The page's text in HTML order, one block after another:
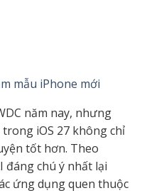
năm nay, nhưng
iOS 27 không chỉ
tốt hơn. Theo
đáng chú ý nhất lại
ứng dụng quen thuộc